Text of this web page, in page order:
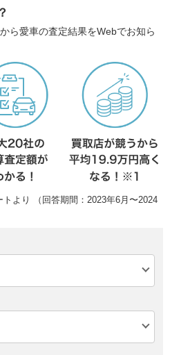
から愛車の査定結果をWebでお知ら
より （回答期間：2023年6月〜2024